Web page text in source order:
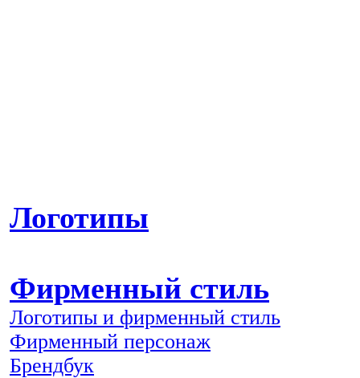
Логотипы
Фирменный стиль
Логотипы и фирменный стиль
Фирменный персонаж
Брендбук